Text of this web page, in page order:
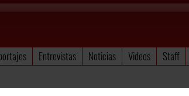
Entrevistas Noticias Videos Staff